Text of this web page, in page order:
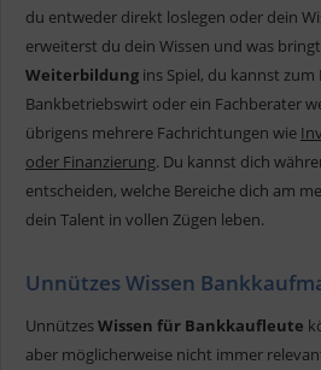
du entweder direkt loslegen oder dein
erweiterst du dein Wissen und was
Weiterbildung ins Spiel, du kannst
Bankbetriebswirt oder ein Fachberater
übrigens mehrere Fachrichtungen wie
oder Finanzierung. Du kannst dich
entscheiden, welche Bereiche dich am
dein Talent in vollen Zügen leben.
Unnützes Wissen
UnnützesWissen für Bankkaufleute
aber möglicherweise nicht immer